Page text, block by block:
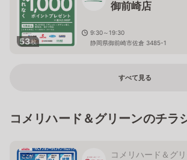
53枚
御前崎店
9:30～19:30
静岡県御前崎市佐倉 3485-1
すべて見る
コメリハード＆グリーンのチラ
コメリハード＆グ